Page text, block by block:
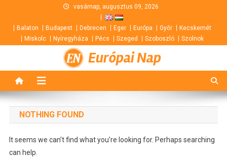
content
vasárnap, augusztus 09, 2026
Balaton Budapest Debrecen Eger Európa Győr
Kecskemét
Miskolc
Nyíregyháza Pécs Szeged Szoboszló Szolnok
Európai Nap
NOTHING FOUND
It seems we can’t find what you’re looking for. Perhaps searching
can help.